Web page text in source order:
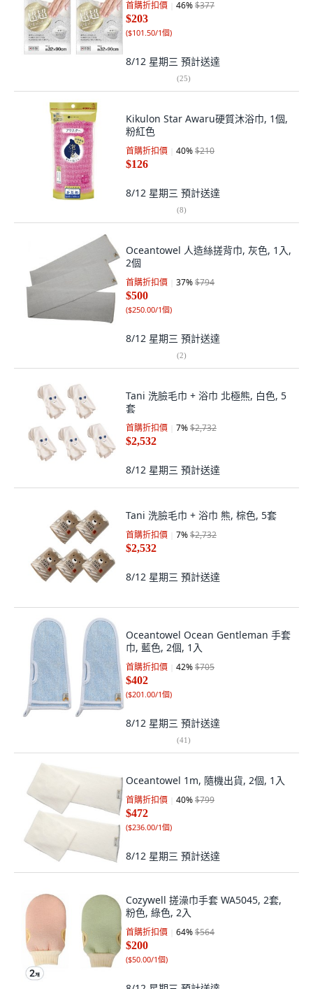
首購折扣價 46%$377
$203
($101.50/1個)
8/12 星期三 預計送達
(25)
Kikulon Star Awaru硬質沐浴巾, 1個,
粉紅色
首購折扣價 40%$210
$126
8/12 星期三 預計送達
(8)
Oceantowel 人造絲搓背巾, 灰色, 1入,
2個
首購折扣價 37%$794
$500
($250.00/1個)
8/12 星期三 預計送達
(2)
Tani 洗臉毛巾 + 浴巾 北極熊, 白色, 5
套
首購折扣價 7%$2,732
$2,532
8/12 星期三 預計送達
Tani 洗臉毛巾 + 浴巾 熊, 棕色, 5套
首購折扣價 7%$2,732
$2,532
8/12 星期三 預計送達
Oceantowel Ocean Gentleman 手套
巾, 藍色, 2個, 1入
首購折扣價 42%$705
$402
($201.00/1個)
8/12 星期三 預計送達
(41)
Oceantowel 1m, 隨機出貨, 2個, 1入
首購折扣價 40%$799
$472
($236.00/1個)
8/12 星期三 預計送達
Cozywell 搓澡巾手套 WA5045, 2套,
粉色, 綠色, 2入
首購折扣價 64%$564
$200
($50.00/1個)